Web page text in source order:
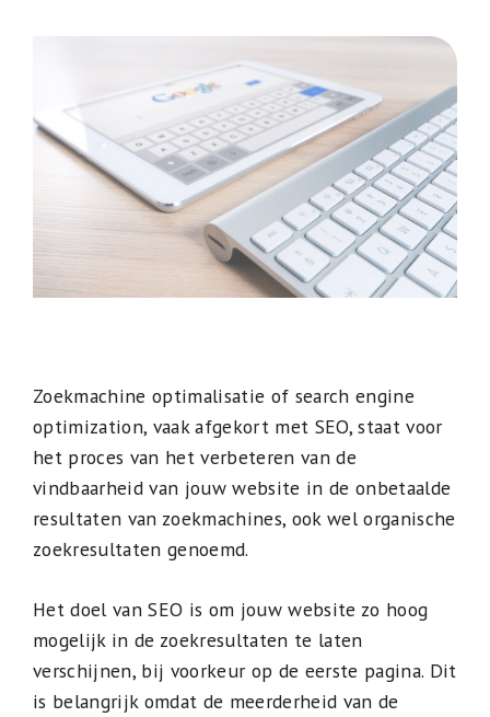
Zoekmachine optimalisatie of search engine
optimization, vaak afgekort met SEO, staat voor
het proces van het verbeteren van de
vindbaarheid van jouw website in de onbetaalde
resultaten van zoekmachines, ook wel organische
zoekresultaten genoemd.
Het doel van SEO is om jouw website zo hoog
mogelijk in de zoekresultaten te laten
verschijnen, bij voorkeur op de eerste pagina. Dit
is belangrijk omdat de meerderheid van de